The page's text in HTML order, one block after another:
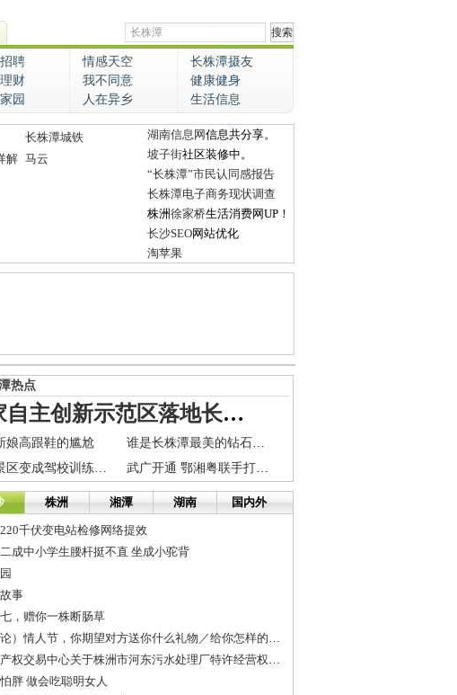
聘 情感天空
长株潭摄友
财 我不同意
健康健身
园 人在异乡 生活信息
长株潭城铁
解 马云
湖南信息网信息共分享。
坡子街社区装修中。
“长株潭”市民认同感报告
长株潭电子商务现状调查
株洲徐家桥生活消费网UP！
长沙SEO网站优化
淘苹果
热点
国家自主创新示范区落地长株潭 湖南迎来创新创业大潮
娘高跟鞋的尴尬
谁是长株潭最美的钻石新娘
莫让景区变成驾校训练场 长沙市交通局责令其停工
武广开通 鄂湘粤联手打造3小时经济圈
株洲 湘潭 湖南 国内外
千伏变电站检修网络提效
成中小学生腰杆挺不直 坐成小驼背
事
，赠你一株断肠草
：（讨论）情人节，你期望对方送你什么礼物／给你怎样的惊喜？
株洲市产权交易中心关于株洲市河东污水处理厂特许经营权转让的公告
胖 做会吃聪明女人